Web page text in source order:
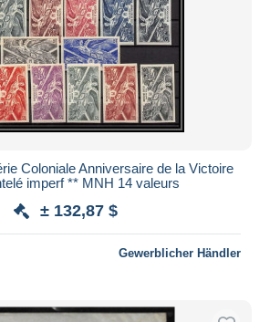
Coloniale Anniversaire de la Victoire
imperf ** MNH 14 valeurs
± 132,87 $
Gewerblicher Händler